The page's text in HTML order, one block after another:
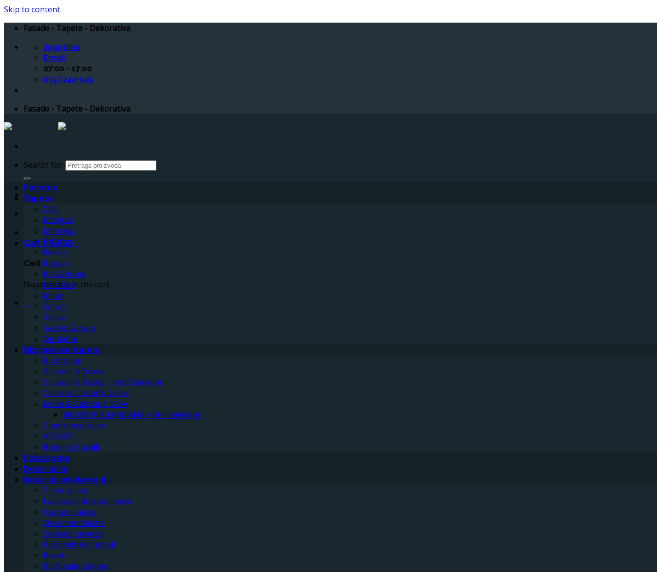
Skip to content
Fasade - Tapete - Dekorativa
Jagodina
Email
07:00 - 17:00
035/242-025
Fasade - Tapete - Dekorativa
Search for:
Cart /0RSD
Cart
No products in the cart.
Početna
Tapete
ZEN
Intrigue
Empress
ENVY
Fresca
Kabuki
Kids&Home
Paradise
Milan
Solace
Strata
Secret Garden
Opulence
Dizajnerske tapete
Blumarine
Graham & Brown
Graham & Brown Hotel Selection
Carrara- Decori&Decori
Dolce & Gabbana CASA
INDUSTRIE EMILIANA Hotel Selection
Gianfranco Ferre
VOYAGE
Roberto Cavalli
Fototapete
Dekorativa
Dekorativni elementi
Zidne lajsne
Lajsne od duropolimera
Ugaone lajsne
Ornament lajsne
Skrivači rasvete
Plafonski led paneli
Rozete
Plafonske obloge